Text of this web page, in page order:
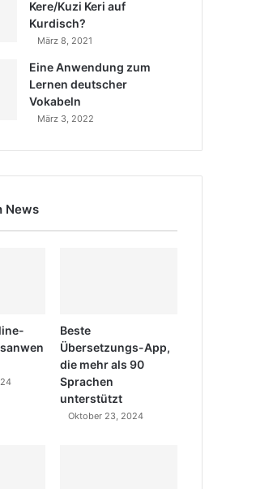
Kere/Kuzi Keri auf
Kurdisch?
März 8, 2021
Eine Anwendung zum
Lernen deutscher
Vokabeln
März 3, 2022
News
Beste
Übersetzungs-App,
die mehr als 90
Sprachen
unterstützt
Oktober 23, 2024